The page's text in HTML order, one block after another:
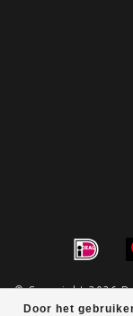
Door het
© Copyright 2026